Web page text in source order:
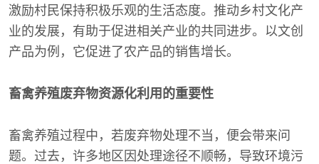
激励村民保持积极乐观的生活态度。推动乡村文化产
业的发展，有助于促进相关产业的共同进步。以文创
产品为例，它促进了农产品的销售增长。
畜禽养殖废弃物资源化利用的重要性
畜禽养殖过程中，若废弃物处理不当，便会带来问
题。过去，许多地区因处理途径不顺畅，导致环境污